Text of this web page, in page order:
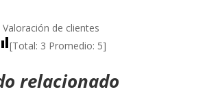
Valoración de clientes
[Total: 3 Promedio: 5]
relacionado